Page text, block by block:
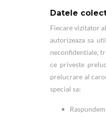
Datele
Fiecare vizitator
autorizeaza sa
neconfidentiale,
ce priveste
prelucrare al
special sa: